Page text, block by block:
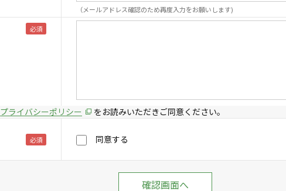
（メールアドレス確認のため再度入力をお願いします)
プライバシーポリシー をお読みいただきご同意ください。
同意する